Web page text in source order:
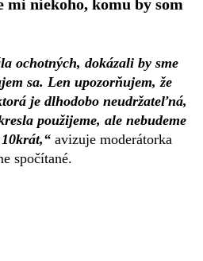
mi niekoho, komu by som
ochotných, dokázali by sme
sa. Len upozorňujem, že
je dlhodobo neudržateľná,
použijeme, ale nebudeme
avizuje moderátorka
spočítané.